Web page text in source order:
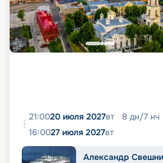
21:0020 июля 2027вт 8 дн/7 нч
16:0027 июля 2027вт
Александр